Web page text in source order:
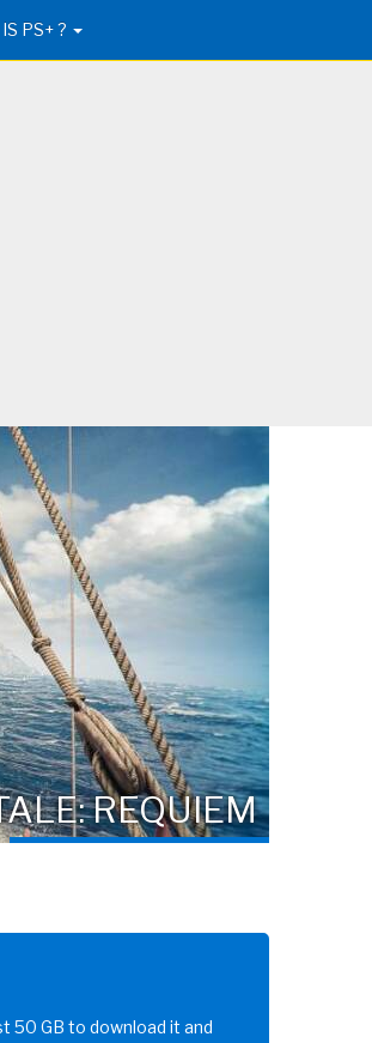
PS+ ?
REQUIEM
50 GB to download it and